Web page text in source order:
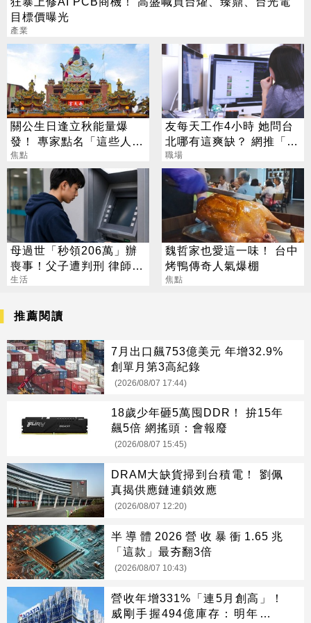
目標價曝光
產業
關公生日逢立秋能量爆
發！ 專家點名「這些人」
別亂拜
焦點
友每天工作4小時 她問台
北哪有這爽缺？ 網推「這
一類」：1天只做10分鐘
職場
母過世「秒領206萬」辦
喪事！父子遭判刑 律師：
搶錢先下手是罪
生活
魏哲家也愛這一味！ 台中
烤鴨傳奇人氣爆棚
焦點
推薦閱讀
7月出口飆753億美元 年增32.9%
創單月第3高紀錄
(2026/08/07 17:44)
18歲少年砸5萬囤DDR！ 拚15年
飆5倍 網搖頭：會報廢
(2026/08/07 15:45)
DRAM大缺貨掃到台積電！ 劉佩
真揭供應鏈連鎖效應
(2026/08/07 12:20)
半導體2026營收暴衝1.65兆
「這款」最夯翻3倍
(2026/08/07 10:43)
營收年增331%「連5月創高」！
威剛手握494億庫存：明年會更